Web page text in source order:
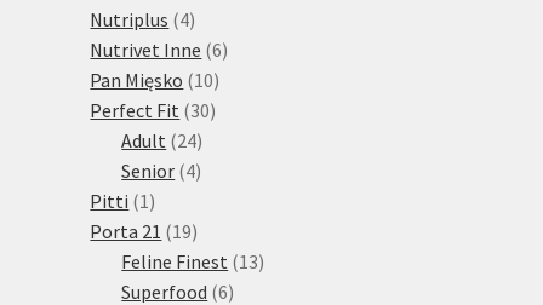
Nutriplus 44
produkty
Nutrivet Inne 66
Pan Mięsko 1010
produktů
Perfect Fit 3030
Adult 2424
produktů
Senior 44
Pitti 1 1
produkt
Porta 21 1919
produktů
Feline Finest 1313
Superfood 66